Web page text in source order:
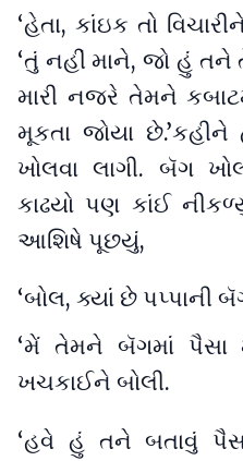
‘હેતા, કાંઇક તો
‘તું નહીં માને, જો હું
મારી નજરે તેમને
મૂકતા જોયા
ખોલવા લાગી. બૅગ
કાઢયો પણ કાંઈ
આશિષે પૂછયું,
‘બોલ, ક્યાં છે પપ્પાની
‘મેં તેમને બૅગમાં પૈસા
ખચકાઈને બોલી.
‘હવે હું તને બતાવું